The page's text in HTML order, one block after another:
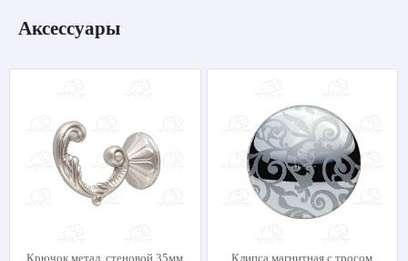
Аксессуары
Крючок метал. стеновой 35мм Клипса магнитная с тросом